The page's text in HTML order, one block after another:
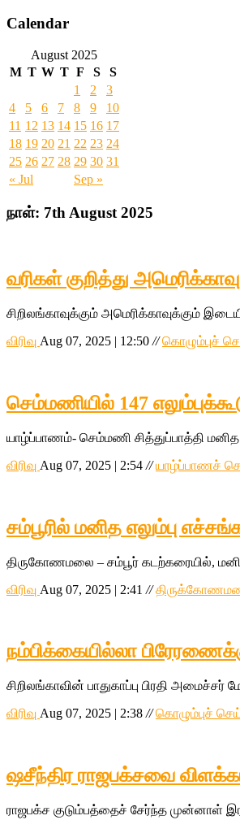
Calendar
August 2025
M T W T F S S
« Jul Sep »
1 2
3
4
5 6 7 8 9
10
11 12 13 14 15 16 17
18 19 20 21 22 23 24
25 26 27 28 29 30 31
நாள்: 7th August 2025
வரிகள் குறித்து
சிறிலங்காவுக்கும் அமெரிக்காவுக்கும்
விரிவு Aug 07, 2025 | 12:50 // கொழும்புச்
செம்மணியில் 147
யாழ்ப்பாணம்- செம்மணி சித்துப்பாத்தி
விரிவு Aug 07, 2025 | 2:54 // யாழ்ப்பாணச்
சம்பூரில் மனித எலும்பு
திருகோணமலை – சம்பூர் கடற்கரையில்,
விரிவு Aug 07, 2025 | 2:41 //
நம்பிக்கையில்லா
சிறிலங்காவின் பாதுகாப்பு பிரதி
விரிவு Aug 07, 2025 | 2:38 // கொழும்புச்
ஷசீந்திர ராஜபக்சவை
ராஜபக்ச குடும்பத்தைச் சேர்ந்த முன்னாள்